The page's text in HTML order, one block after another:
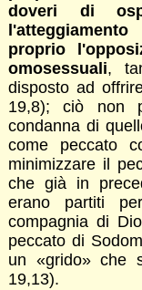
doveri di
proprio
omosessuali,
disposto ad
19,8); ciò non
condanna di
come peccato
minimizzare il
che già in
erano partiti
compagnia di
peccato di
un «grido» che
19,13).